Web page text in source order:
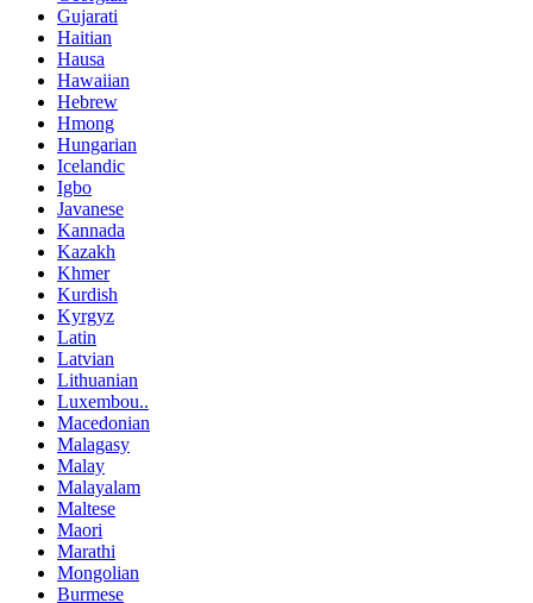
Gujarati
Haitian
Hausa
Hawaiian
Hebrew
Hmong
Hungarian
Icelandic
Igbo
Javanese
Kannada
Kazakh
Khmer
Kurdish
Kyrgyz
Latin
Latvian
Lithuanian
Luxembou..
Macedonian
Malagasy
Malay
Malayalam
Maltese
Maori
Marathi
Mongolian
Burmese